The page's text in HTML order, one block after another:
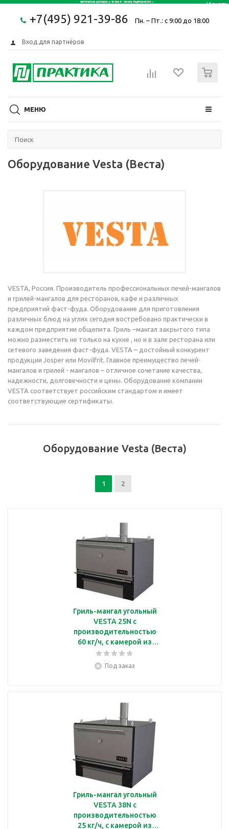
+7(495) 921-39-86 Пн. – Пт.: с 9:00 до 18:00
Вход для партнёров
МЕНЮ
Оборудование Vesta (Веста)
VESTA, Россия. Производитель профессиональных печей-мангалов
и грилей-мангалов для ресторанов, кафе и различных
предприятий фаст-фуда. Оборудование для приготовления
различных блюд на углях сегодня востребовано практически в
каждом предприятии общепита. Гриль –мангал закрытого типа
можно разместить не только на кухне , но и в зале ресторана или
сетевого заведения фаст-фуда. VESTA – достойный конкурент
продукции Josper или Movilfrit. Главное преимущество печей-
мангалов и грилей - мангалов – отличное сочетание качества,
надежности, долговечности и цены. Оборудование компании
VESTA соответствует российским стандартом и имеет
соответствующие сертификаты.
Оборудование Vesta (Веста)
1 2
Гриль-мангал угольный
VESTA 25N с
производительностью
60 кг/ч, с камерой из
нержавеющей стали
Под заказ
Гриль-мангал угольный
VESTA 38N с
производительностью
25 кг/ч, с камерой из